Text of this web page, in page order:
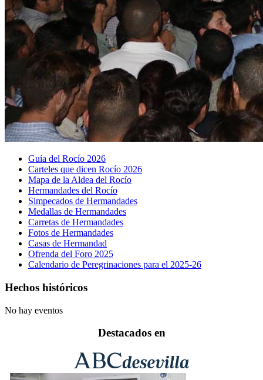
Guía del Rocío 2026
Carteles que dicen Rocío 2026
Mapa de la Aldea del Rocío
Hermandades del Rocío
Simpecados de Hermandades
Medallas de Hermandades
Carretas de Hermandades
Fotos de Hermandades
Casas de Hermandad
Ofrenda del Foro 2025
Calendario de Peregrinaciones para el 2025-26
Hechos históricos
No hay eventos
Destacados en